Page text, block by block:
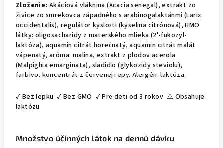
Zloženie: Akáciová vláknina (Acacia senegal), extrakt zo
živice zo smrekovca západného s arabinogalaktánmi (Larix
occidentalis), regulátor kyslosti (kyselina citrónová), HMO
látky: oligosacharidy z materského mlieka (2'-fukozyl-
laktóza), aquamin citrát horečnatý, aquamin citrát malát
vápenatý, aróma: malina, extrakt z plodov acerola
(Malpighia emarginata), sladidlo (glykozidy steviolu),
farbivo: koncentrát z červenej repy. Alergén: laktóza.
✓ Bez lepku✓ Bez GMO ✓ Pre deti od 3 rokov ⚠️ Obsahuje
laktózu
Množstvo účinných látok na dennú dávku